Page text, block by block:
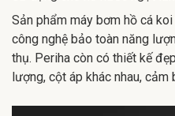
Sản phẩm máy bơm hồ cá
công nghệ bảo toàn năng
thụ. Periha còn có thiết kế
lượng, cột áp khác nhau, cảm